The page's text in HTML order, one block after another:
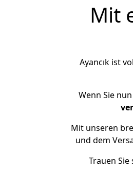
Mit
Ayancık ist
Wenn Sie
Mit unseren
und dem
Trauen